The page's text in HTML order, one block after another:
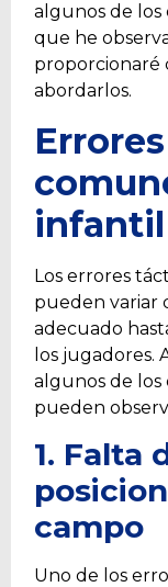
algunos de los
que he
proporcionaré
abordarlos.
infantil
Los errores
pueden variar
adecuado
los jugadores.
algunos de los
pueden
1. Falta
campo
Uno de los